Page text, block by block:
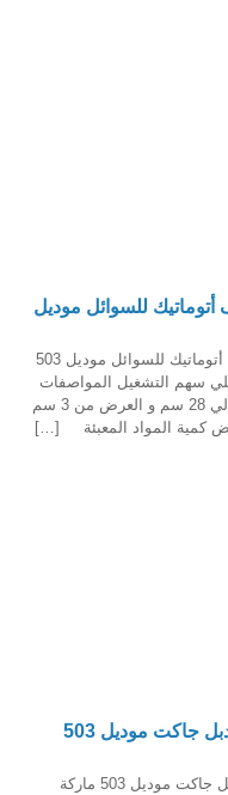
أتوماتيك للسوائل موديل
فيديو لإنتاج أكياس الدقة بماكينة تعبئة و تغليف أتوماتيك للسوائل موديل 503
سهم التشغيل المواصفات
حجم الكيس الطول من 5 سم الي 28 سم و العرض من 3 سم
شرح كامل لماكنية تعبئة سوائل لزجة دبل جاكت موديل 503
فيديو شرح كامل لماكنية تعبئة سوائل لزجة دبل جاكت موديل 503 ماركة